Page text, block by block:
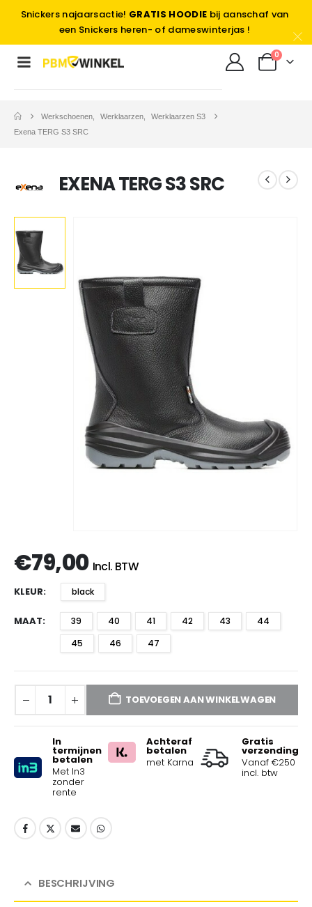
Snickers najaarsactie! GRATIS HOODIE bij aanschaf van
een Snickers heren- of dameswinterjas !
0
Werkschoenen Werklaarzen
Werklaarzen S3
Exena TERG S3 SRC
EXENA TERG S3 SRC
€79,00 Incl. BTW
KLEUR black
MAAT 39 40 41 42 43
44
45
46 47
TOEVOEGEN AAN WINKELWAGEN
In
termijnen
betalen
Met In3
zonder
rente
Achteraf
betalen
met Karna
Gratis
verzending
Vanaf €250
incl. btw
BESCHRIJVING